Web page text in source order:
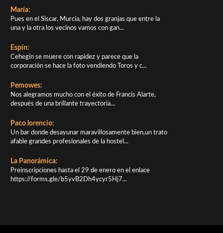
María:
Pues en el Siscar, Murcia, hay dos granjas que entre la
una y la otra los vecinos vamos con gan...
Espín:
Cehegín se muere con rapidez y parece que la
corporación se hace la foto vendiendo Toros y c...
Pemowes:
Nos alegramos mucho con el éxito de Francis Alarte,
después de una brillante trayectoria...
Paco lorencio:
Un bar donde desayunar maravillosamente bien,un trato
afable grandes profesionales de la hostel...
La Panorámica:
Preinscripciones hasta el 29 de enero en el enlace
https://forms.gle/b5yvB2Dh4ycyr5Hj7...